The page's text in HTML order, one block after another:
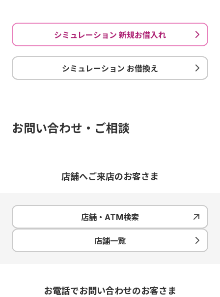
シミュレーション 新規お借入れ
シミュレーション お借換え
お問い合わせ・ご相談
店舗へご来店のお客さま
店舗・ATM検索
店舗一覧
お電話でお問い合わせのお客さま